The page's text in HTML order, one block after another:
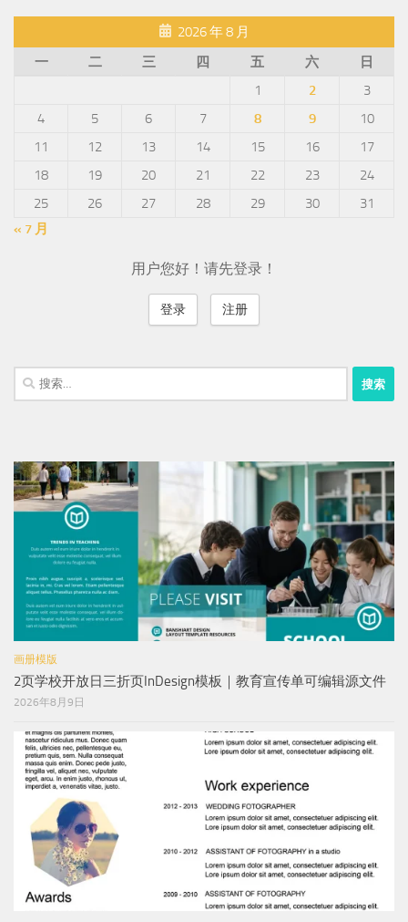
2026 年 8 月
一
二 三 四 五 六
日
1
2
3
4
5 6 7 8 9
10
11
12 13 14 15 16
17
18
19 20 21 22 23
24
25
26 27 28 29 30
31
« 7 月
用户您好！请先登录！
登录 注册
搜
索：
画册模版
2页学校开放日三折页InDesign模板｜教育宣传单可编辑源文件
2026年8月9日